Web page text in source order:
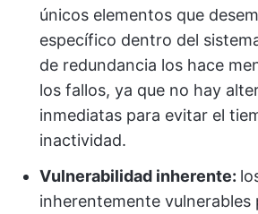
únicos elementos que
específico dentro del
de redundancia los hace
los fallos, ya que no hay
inmediatas para evitar el
inactividad.
Vulnerabilidad inherente:
inherentemente vulnerables